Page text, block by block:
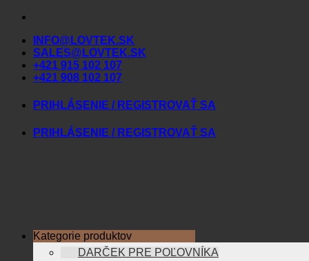
Skip
contentINFO@LOVTEK.SK
SALES@LOVTEK.SK
+421 915 102 107
+421 908 102 107
PRIHLÁSENIE / REGISTROVAŤ SA
PRIHLÁSENIE / REGISTROVAŤ SA
Kategorie produktov
DARČEK PRE POĽOVNÍKA